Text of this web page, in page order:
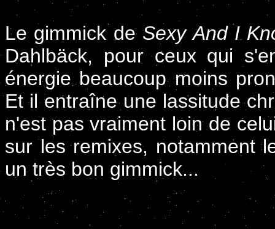
Le gimmick de Sexy And I
Dahlbäck, pour ceux qui
énergie beaucoup moins
Et il entraîne une lassitude
n'est pas vraiment loin de
sur les remixes, notamment
un très bon gimmick...